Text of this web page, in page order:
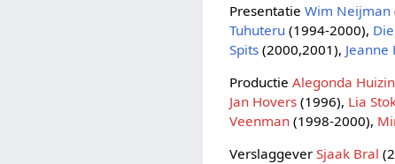
PresentatieWim Neijman
Tuhuteru (1994-2000),
Spits (2000,2001), Jeanne
ProductieAlegonda
Jan Hovers (1996), Lia
Veenman (1998-2000),
VerslaggeverSjaak Bral